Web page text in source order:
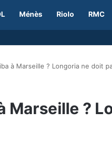
Ménès Riolo RMC
à Marseille ? Longoria ne doit
Marseille ?